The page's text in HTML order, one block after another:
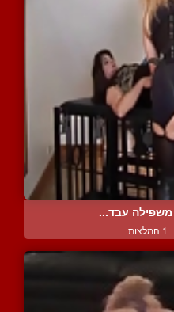
עבד...
1 המלצות